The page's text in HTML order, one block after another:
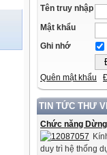
Tên truy nhập
Mật khẩu
Ghi nhớ
Quên mật khẩu
TIN TỨC THƯ
Chức năng
duy trì hệ thống